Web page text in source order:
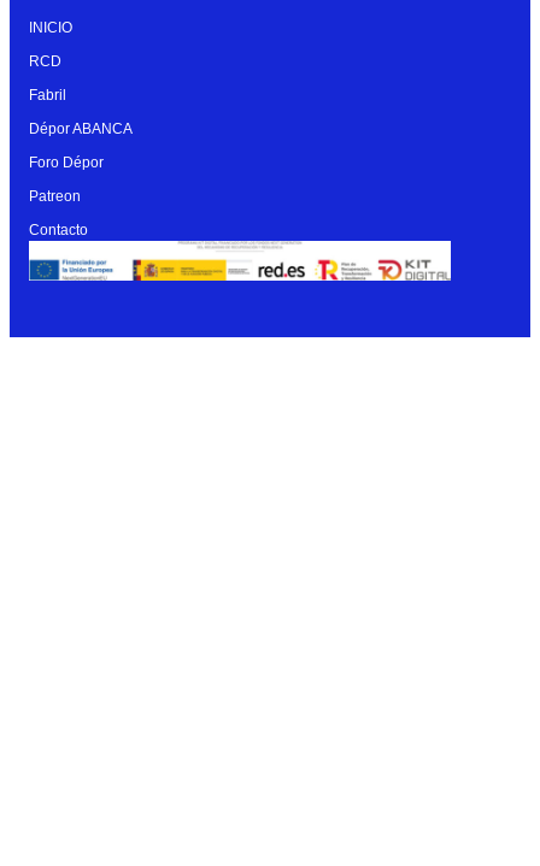
INICIO
RCD
Fabril
Dépor ABANCA
Foro Dépor
Patreon
Contacto